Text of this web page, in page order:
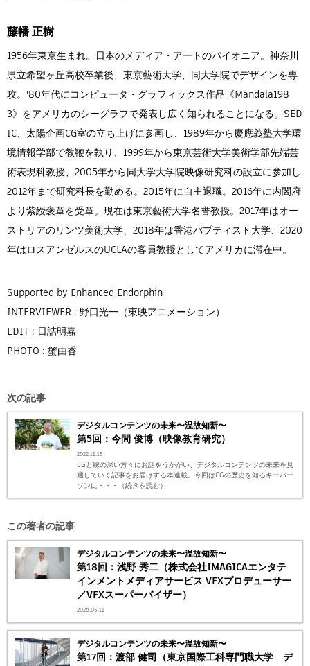
藤幡 正樹
1956年東京生まれ。日本のメディア・アートのパイオニア。神奈川
県立希望ヶ丘高校卒業後、東京藝術大学、同大学院でデザインを専
攻。'80年代にコンピュータ・グラフィックス作品《Mandala198
3》をアメリカのシーグラフで発表し広く知られることになる。SED
IC、太陽企画CG室の立ち上げに参画し、1989年から慶應義塾大学環
境情報学部で教鞭を執り、1999年から東京芸術大学美術学部先端芸
術表現科教授、2005年から同大学大学院映像研究科の設立に参加し
2012年まで研究科長を勤める。2015年に自主退職。2016年に内閣府
より紫綬褒章を受章。現在は東京藝術大学名誉教授。2017年はオー
ストリアのリンツ美術大学、2018年は香港バプティスト大学、2020
年はロスアンゼルスのUCLAの客員教授としてアメリカに滞在中。
Supported by Enhanced Endorphin
INTERVIEWER : 野口光一（東映アニメーション）
EDIT : 日詰明嘉
PHOTO : 蟹由香
次の記事
デジタルコンテンツの未来〜温故知新〜
第5回：今間 俊博（映像教育研究）
2022.11.15
CGと縁の深い方々にお話をうかがい、デジタルコンテンツの未来を見
通していく記事をお届けする本連載。今回はCGの歴史を知るキーパー
ソンに・・・（続きを読む）
この著者の記事
デジタルコンテンツの未来〜温故知新〜
第18回：浅野 秀二（株式会社IMAGICAエンタテ
インメントメディアサービス VFXプロデューサー
／VFXスーパーバイザー）
2026.05.11
デジタルコンテンツの未来〜温故知新〜
第17回：渡部 健司（東京国際工科専門職大学 デ